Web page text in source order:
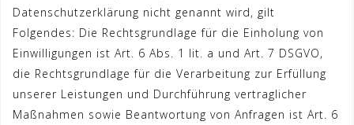
Datenschutzerklärung nicht genannt wird, gilt
Folgendes: Die Rechtsgrundlage für die Einholung von
Einwilligungen ist Art. 6 Abs. 1 lit. a und Art. 7 DSGVO,
die Rechtsgrundlage für die Verarbeitung zur Erfüllung
unserer Leistungen und Durchführung vertraglicher
Maßnahmen sowie Beantwortung von Anfragen ist Art. 6